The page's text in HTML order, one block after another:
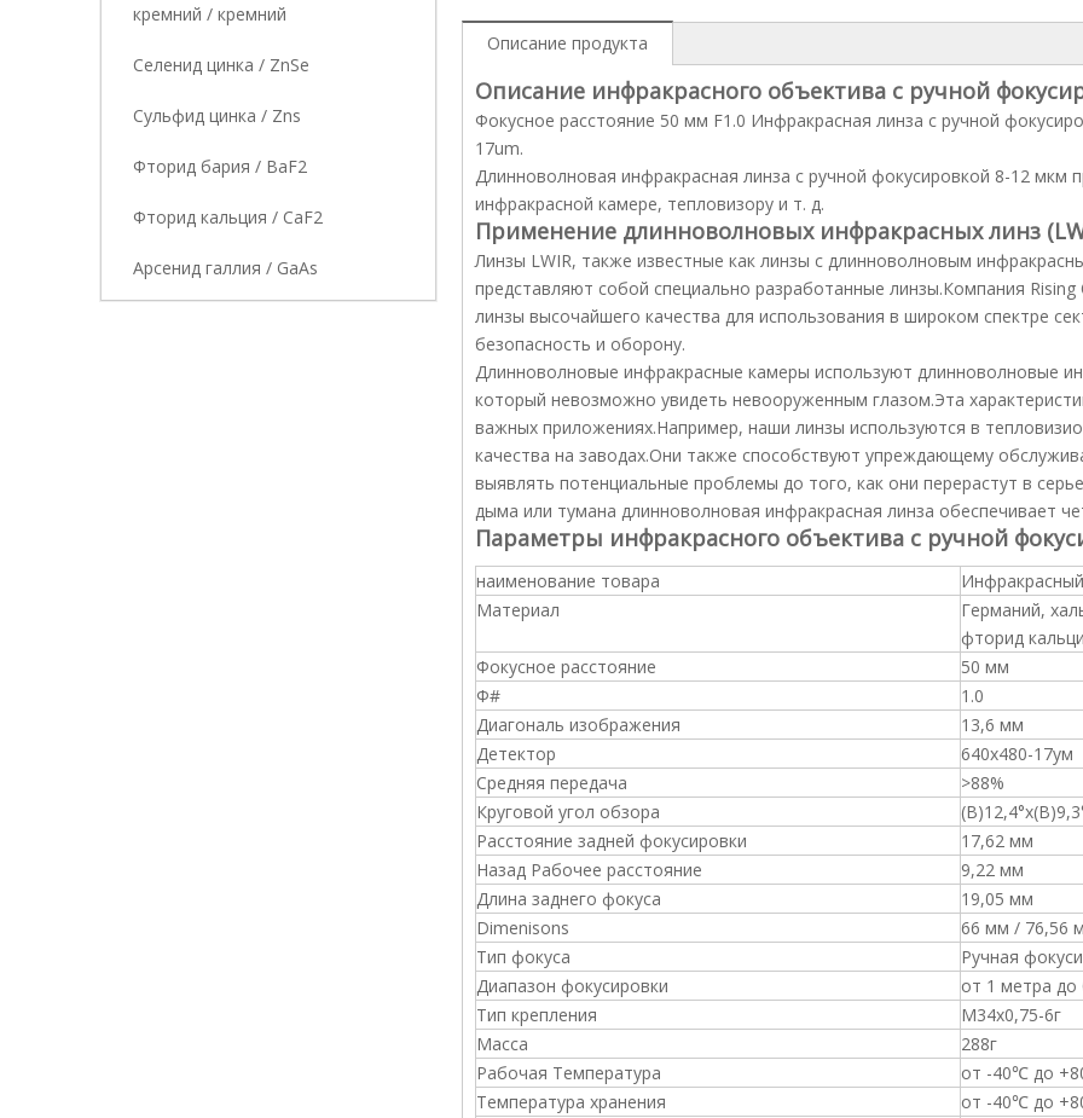
кремний / кремний
Селенид цинка / ZnSe
Сульфид цинка / Zns
Фторид бария / BaF2
Фторид кальция / CaF2
Арсенид галлия / GaAs
Описание продукта
Описание инфракрасного объектива с ручной
Фокусное расстояние 50 мм F1.0 Инфракрасная линза с ручной
17um.
Длинноволновая инфракрасная линза с ручной фокусировкой 8-12 мкм
инфракрасной камере, тепловизору и т. д.
Применение длинноволновых инфракрасных линз
Линзы LWIR, также известные как линзы с длинноволновым
представляют собой специально разработанные линзы.Компания
линзы высочайшего качества для использования в широком спектре
безопасность и оборону.
Длинноволновые инфракрасные камеры используют длинноволновые
который невозможно увидеть невооруженным глазом.Эта
важных приложениях.Например, наши линзы используются в
качества на заводах.Они также способствуют упреждающему
выявлять потенциальные проблемы до того, как они перерастут в
дыма или тумана длинноволновая инфракрасная линза обеспечивает
Параметры инфракрасного объектива с ручной
наименование товара
Материал
Германий,
фторид
Фокусное расстояние
50 мм
Ф#
1.0
Диагональ изображения
13,6 мм
Детектор
640x480-17ум
Средняя передача
>88%
Круговой угол обзора
Расстояние задней фокусировки
17,62 мм
Назад Рабочее расстояние
9,22 мм
Длина заднего фокуса
19,05 мм
Dimenisons
66 мм / 76,56
Тип фокуса
Ручная
Диапазон фокусировки
от 1 метра до
Тип крепления
М34х0,75-6г
Масса
288г
Рабочая Температура
от -40℃ до
Температура хранения
от -40℃ до